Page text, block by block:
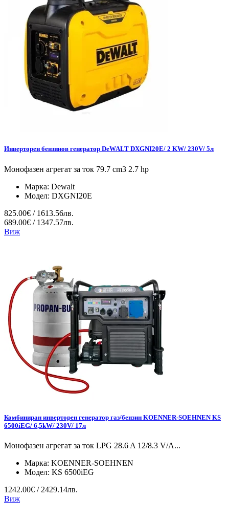
Инверторен бензинов генератор DeWALT DXGNI20E/ 2 KW/ 230V/ 5л
Монофазен агрегат за ток 79.7 cm3 2.7 hp
Марка: Dewalt
Модел: DXGNI20E
825.00€ / 1613.56лв.
689.00€ / 1347.57лв.
Виж
Комбиниран инверторен генератор газ/бензин KOENNER-SOEHNEN KS
6500iEG/ 6,5kW/ 230V/ 17л
Монофазен агрегат за ток LPG 28.6 A 12/8.3 V/А...
Марка: KOENNER-SOEHNEN
Модел: KS 6500iEG
1242.00€ / 2429.14лв.
Виж